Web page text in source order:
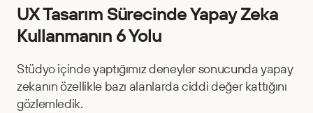
UX Tasarım Sürecinde Yapay Zeka
Kullanmanın 6 Yolu
Stüdyo içinde yaptığımız deneyler sonucunda yapay
zekanın özellikle bazı alanlarda ciddi değer kattığını
gözlemledik.